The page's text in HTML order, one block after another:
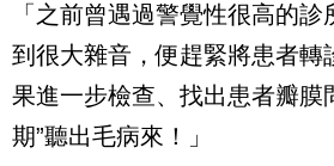
「之前曾遇過警覺性很高的
到很大雜音，便趕緊將患者轉
果進一步檢查、找出患者瓣膜
期”聽出毛病來！」